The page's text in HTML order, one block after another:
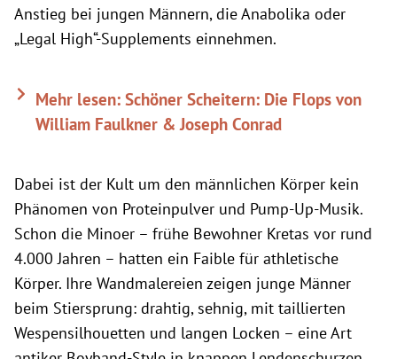
Anstieg bei jungen Männern, die Anabolika oder
„Legal High“-Supplements einnehmen.
Mehr lesen: Schöner Scheitern: Die Flops von
William Faulkner & Joseph Conrad
Dabei ist der Kult um den männlichen Körper kein
Phänomen von Proteinpulver und Pump-Up-Musik.
Schon die Minoer – frühe Bewohner Kretas vor rund
4.000 Jahren – hatten ein Faible für athletische
Körper. Ihre Wandmalereien zeigen junge Männer
beim Stiersprung: drahtig, sehnig, mit taillierten
Wespensilhouetten und langen Locken – eine Art